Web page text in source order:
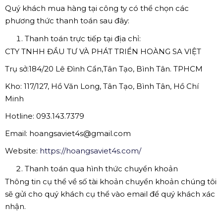
Quý khách mua hàng tại công ty có thể chọn các
phương thức thanh toán sau đây:
Thanh toán trực tiếp tại địa chỉ:
CTY TNHH ĐẦU TƯ VÀ PHÁT TRIỂN HOÀNG SA VIỆT
Trụ sở:184/20 Lê Đình Cẩn,Tân Tạo, Bình Tân. TPHCM
Kho: 117/127, Hồ Văn Long, Tân Tạo, Bình Tân, Hồ Chí
Minh
Hotline: 093.143.7379
Email: hoangsaviet4s@gmail.com
Website: https://hoangsaviet4s.com/
Thanh toán qua hình thức chuyển khoản
Thông tin cụ thể về số tài khoản chuyển khoản chúng tôi
sẽ gửi cho quý khách cụ thể vào email để quý khách xác
nhận.